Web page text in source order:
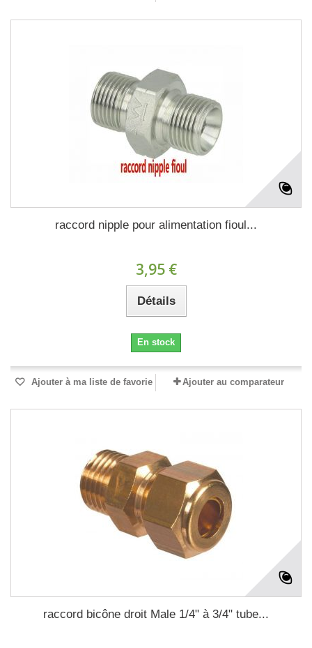
raccord nipple pour alimentation fioul...
3,95 €
Détails
En stock
Ajouter à ma liste de favorie Ajouter au comparateur
raccord bicône droit Male 1/4" à 3/4" tube...